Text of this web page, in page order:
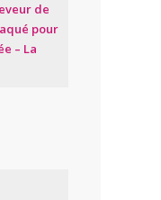
de
pour
– La